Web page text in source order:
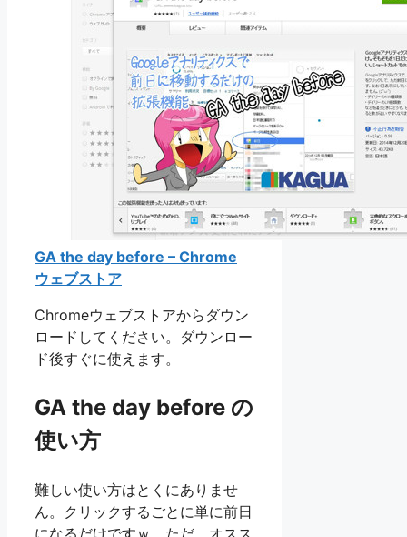
GA the day before – Chrome
ウェブストア
Chromeウェブストアからダウン
ロードしてください。ダウンロー
ド後すぐに使えます。
GA the day before の
使い方
難しい使い方はとくにありませ
ん。クリックするごとに単に前日